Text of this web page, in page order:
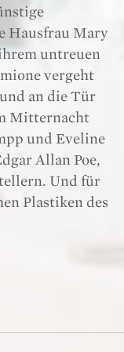
Hausfrau Mary
untreuen
vergeht
an die Tür
Mitternacht
und Eveline
Allan Poe,
Und für
Plastiken des